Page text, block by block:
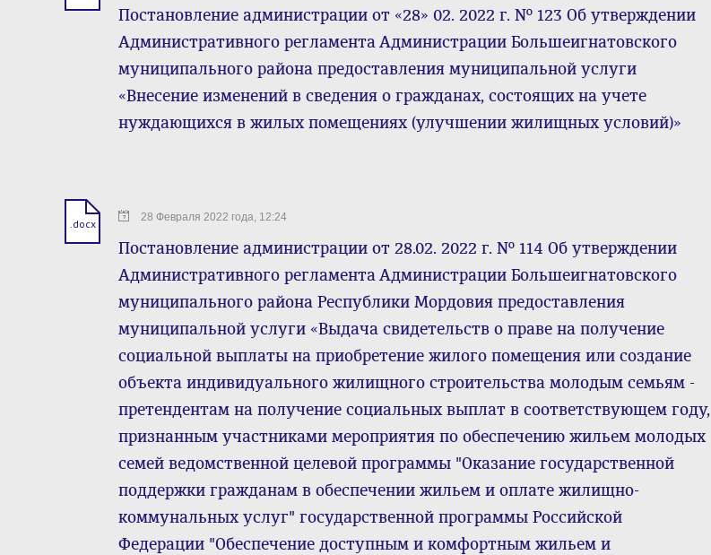
Постановление администрации от «28» 02. 2022 г. № 123 Об утверждении
Административного регламента Администрации Большеигнатовского
муниципального района предоставления муниципальной услуги
«Внесение изменений в сведения о гражданах, состоящих на учете
нуждающихся в жилых помещениях (улучшении жилищных условий)»
.docx 28 Февраля 2022 года, 12:24
Постановление администрации от 28.02. 2022 г. № 114 Об утверждении
Административного регламента Администрации Большеигнатовского
муниципального района Республики Мордовия предоставления
муниципальной услуги «Выдача свидетельств о праве на получение
социальной выплаты на приобретение жилого помещения или создание
объекта индивидуального жилищного строительства молодым семьям -
претендентам на получение социальных выплат в соответствующем году,
признанным участниками мероприятия по обеспечению жильем молодых
семей ведомственной целевой программы "Оказание государственной
поддержки гражданам в обеспечении жильем и оплате жилищно-
коммунальных услуг" государственной программы Российской
Федерации "Обеспечение доступным и комфортным жильем и